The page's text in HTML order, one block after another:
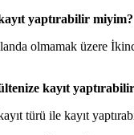
yaptırabilir miyim?
olmamak üzere
kayıt
türü ile kayıt